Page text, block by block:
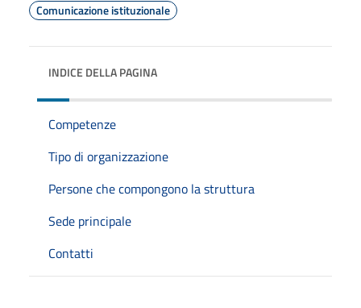
Comunicazione istituzionale
INDICE DELLA PAGINA
Competenze
Tipo di organizzazione
Persone che compongono la struttura
Sede principale
Contatti